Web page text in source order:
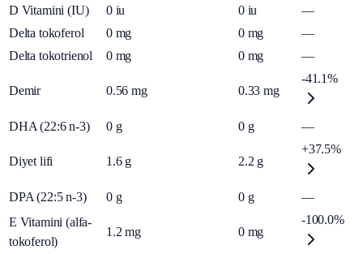
D Vitamini (IU)
0 iu 0 iu
—
Delta tokoferol
0 mg 0 mg
—
Delta tokotrienol
0 mg 0 mg —
Demir 0.56 mg 0.33 mg
-41.1%
DHA (22:6 n-3) 0 g 0 g —
Diyet lifi 1.6 g 2.2 g
+37.5%
DPA (22:5 n-3) 0 g 0 g
—
E Vitamini (alfa-
tokoferol)
1.2 mg 0 mg
-100.0%